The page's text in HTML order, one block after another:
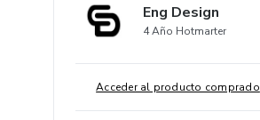
Eng Design
4 Año Hotmarter
Acceder al producto comprado